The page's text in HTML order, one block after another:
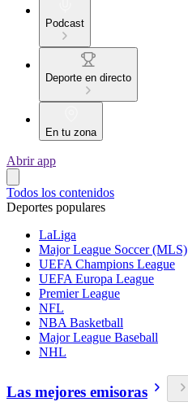
Podcast
Deporte en directo
En tu zona
Abrir app
Todos los contenidos
Deportes populares
LaLiga
Major League Soccer (MLS)
UEFA Champions League
UEFA Europa League
Premier League
NFL
NBA Basketball
Major League Baseball
NHL
Las mejores emisoras